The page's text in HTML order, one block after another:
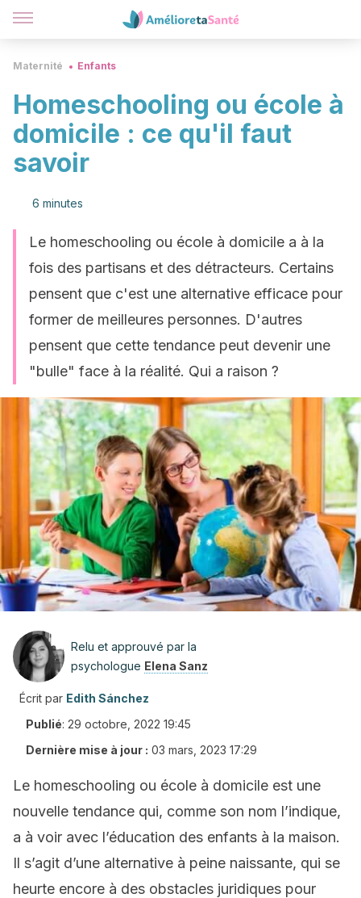
Maternité Enfants
Homeschooling ou école à
domicile : ce qu'il faut
savoir
6 minutes
Le homeschooling ou école à domicile a à la
fois des partisans et des détracteurs. Certains
pensent que c'est une alternative efficace pour
former de meilleures personnes. D'autres
pensent que cette tendance peut devenir une
"bulle" face à la réalité. Qui a raison ?
Relu et approuvé par la
psychologue Elena Sanz
Écrit par Edith Sánchez
Publié: 29 octobre, 2022 19:45
Dernière mise à jour : 03 mars, 2023 17:29
Le homeschooling ou école à domicile est une
nouvelle tendance qui, comme son nom l’indique,
a à voir avec l’éducation des enfants à la maison.
Il s’agit d’une alternative à peine naissante, qui se
heurte encore à des obstacles juridiques pour